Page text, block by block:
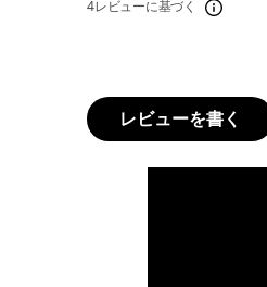
4レビューに基づく
レビューを書く